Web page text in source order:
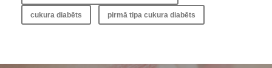
cukura diabēts pirmā tipa cukura diabēts